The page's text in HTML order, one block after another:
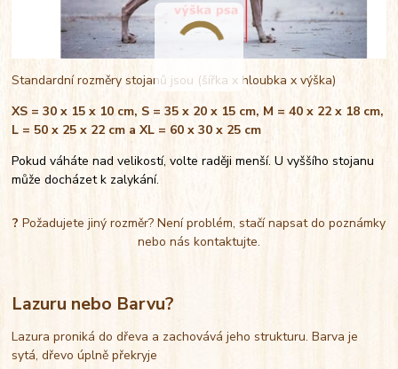
Standardní rozměry stojanů jsou (šířka x hloubka x výška)
XS = 30 x 15 x 10 cm, S = 35 x 20 x 15 cm, M = 40 x 22 x 18 cm,
L = 50 x 25 x 22 cm a XL = 60 x 30 x 25 cm
Pokud váháte nad velikostí, volte raději menší. U vyššího stojanu
může docházet k zalykání.
? Požadujete jiný rozměr? Není problém, stačí napsat do poznámky
nebo nás kontaktujte.
Lazuru nebo Barvu?
Lazura proniká do dřeva a zachovává jeho strukturu. Barva je
sytá, dřevo úplně překryje